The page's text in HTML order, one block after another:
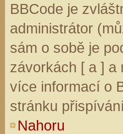
BBCode je
administrátor
sám o sobě je
závorkách [ a ] a
více informací o
stránku
Nahoru